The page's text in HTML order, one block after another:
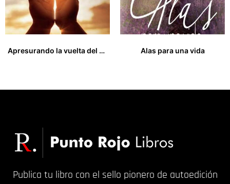
Apresurando la vuelta del Señor. Implicaciones en la realidad y la historia de la búsqueda del reino de Dios
Alas para una vida
Publica tu libro con el sello pionero de autoedición